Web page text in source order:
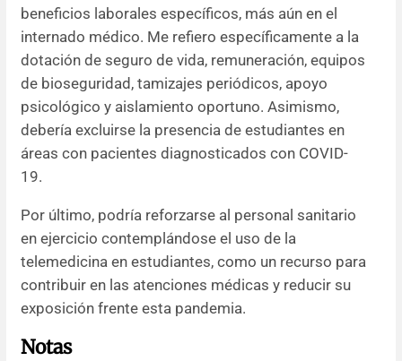
beneficios laborales específicos, más aún en el
internado médico. Me refiero específicamente a la
dotación de seguro de vida, remuneración, equipos
de bioseguridad, tamizajes periódicos, apoyo
psicológico y aislamiento oportuno. Asimismo,
debería excluirse la presencia de estudiantes en
áreas con pacientes diagnosticados con COVID-
19.
Por último, podría reforzarse al personal sanitario
en ejercicio contemplándose el uso de la
telemedicina en estudiantes, como un recurso para
contribuir en las atenciones médicas y reducir su
exposición frente esta pandemia.
Notas